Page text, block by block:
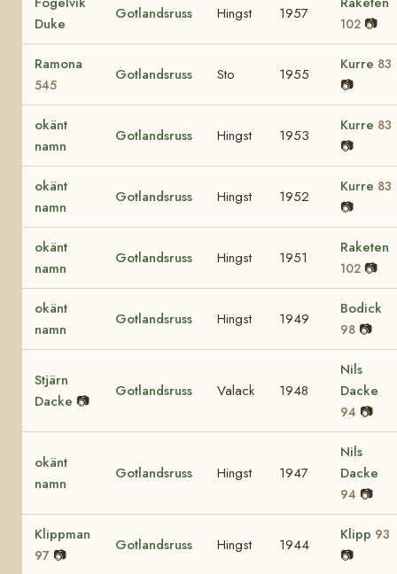
Duke
Gotlandsruss Hingst 1957
102 📷
Ramona
545
Gotlandsruss Sto 1955
Kurre 83
📷
okänt
namn
Gotlandsruss Hingst 1953
Kurre 83
📷
okänt
namn
Gotlandsruss Hingst 1952
Kurre 83
📷
okänt
namn
Gotlandsruss Hingst 1951
Raketen
102 📷
okänt
namn
Gotlandsruss Hingst 1949
Bodick
98 📷
Stjärn
Dacke 📷
Gotlandsruss Valack 1948
Nils
Dacke
94 📷
okänt
namn
Gotlandsruss Hingst 1947
Nils
Dacke
94 📷
Klippman
97 📷
Gotlandsruss Hingst 1944
Klipp 93
📷